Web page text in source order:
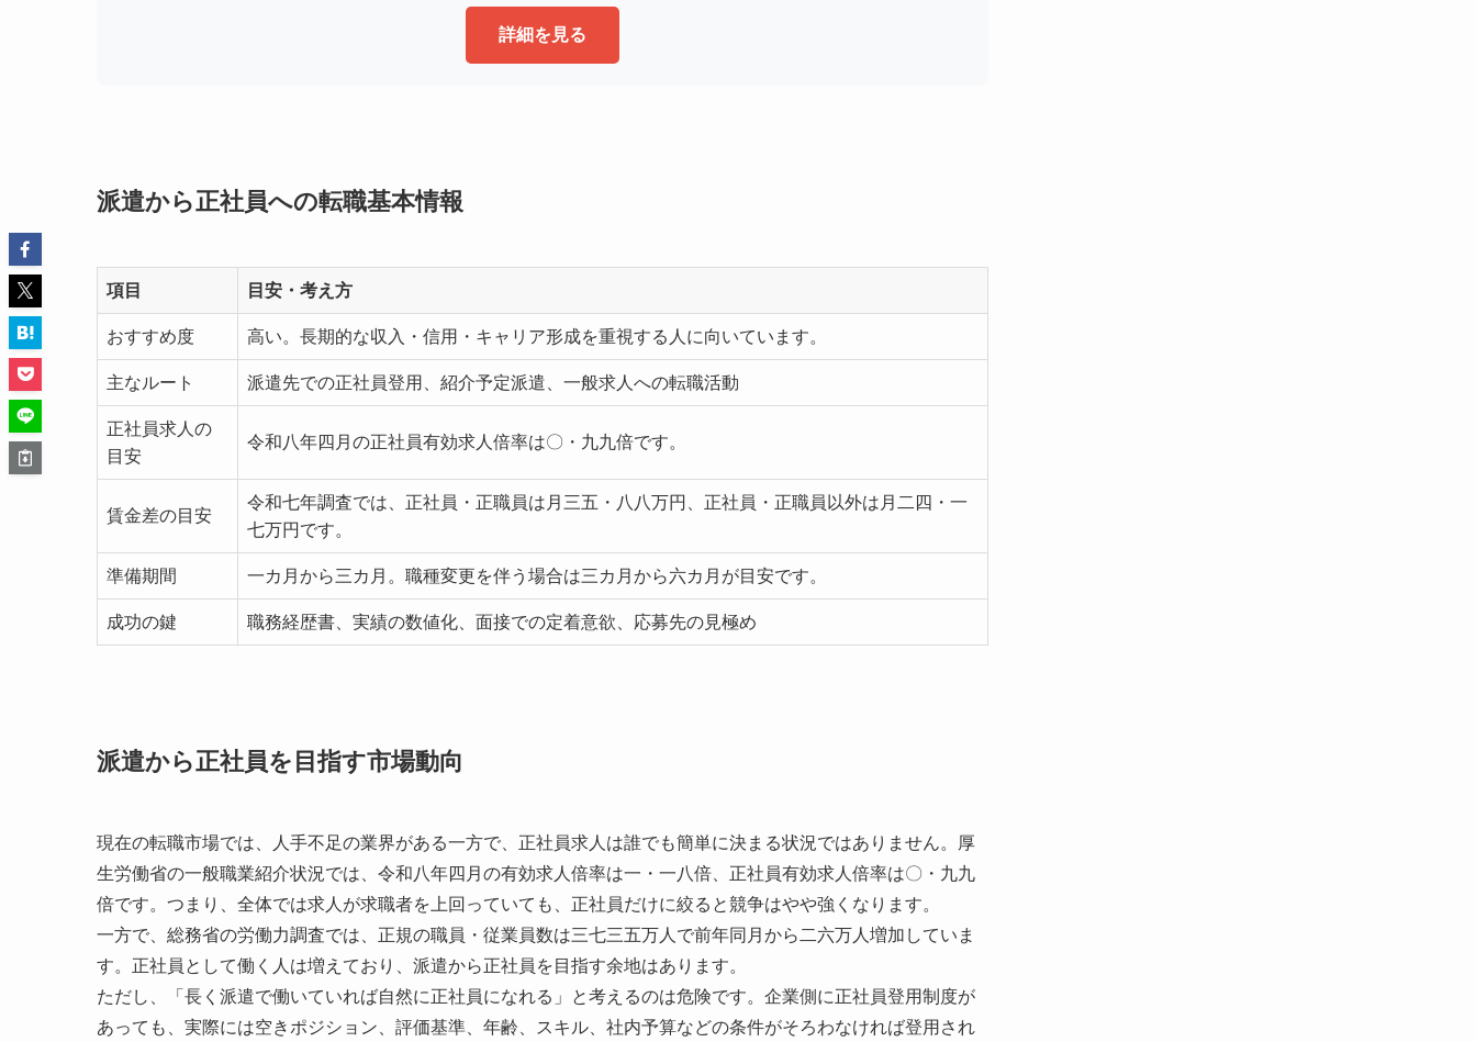
詳細を見る
派遣から正社員への転職基本情報
項目 目安・考え方
おすすめ度 高い。長期的な収入・信用・キャリア形成を重視する人に向いています。
主なルート 派遣先での正社員登用、紹介予定派遣、一般求人への転職活動
正社員求人の
目安
令和八年四月の正社員有効求人倍率は〇・九九倍です。
賃金差の目安
令和七年調査では、正社員・正職員は月三五・八八万円、正社員・正職員以外は月二四・一
七万円です。
準備期間 一カ月から三カ月。職種変更を伴う場合は三カ月から六カ月が目安です。
成功の鍵 職務経歴書、実績の数値化、面接での定着意欲、応募先の見極め
派遣から正社員を目指す市場動向
現在の転職市場では、人手不足の業界がある一方で、正社員求人は誰でも簡単に決まる状況ではありません。厚
生労働省の一般職業紹介状況では、令和八年四月の有効求人倍率は一・一八倍、正社員有効求人倍率は〇・九九
倍です。つまり、全体では求人が求職者を上回っていても、正社員だけに絞ると競争はやや強くなります。
一方で、総務省の労働力調査では、正規の職員・従業員数は三七三五万人で前年同月から二六万人増加していま
す。正社員として働く人は増えており、派遣から正社員を目指す余地はあります。
ただし、「長く派遣で働いていれば自然に正社員になれる」と考えるのは危険です。企業側に正社員登用制度が
あっても、実際には空きポジション、評価基準、年齢、スキル、社内予算などの条件がそろわなければ登用され